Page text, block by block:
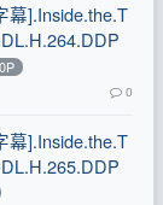
幕].Inside.the.T
0
幕].Inside.the.T